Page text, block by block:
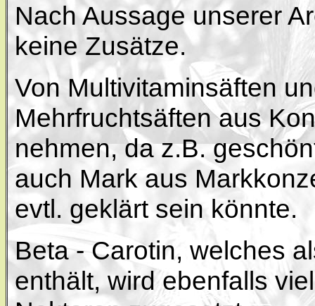
Nach Aussage unserer
keine Zusätze.
Von Multivitaminsäften
Mehrfruchtsäften aus
nehmen, da z.B.
auch Mark aus
evtl. geklärt sein könnte.
Beta - Carotin, welches
enthält, wird ebenfalls